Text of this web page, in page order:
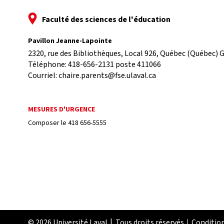
Faculté des sciences de l'éducation
Pavillon Jeanne-Lapointe
2320, rue des Bibliothèques, Local 926, Québec (Québec)
Téléphone: 418-656-2131 poste 411066
Courriel:chaire.parents@fse.ulaval.ca
MESURES D'URGENCE
Composer le 418 656-5555